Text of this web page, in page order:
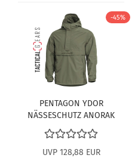
-45%
PENTAGON YDOR
NÄSSESCHUTZ ANORAK
OLIV
UVP 128,88 EUR